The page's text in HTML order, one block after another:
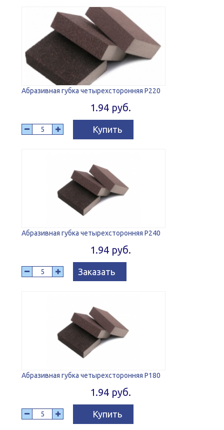
Абразивная губка четырехсторонняя Р220
1.94 руб.
Купить
Абразивная губка четырехсторонняя Р240
1.94 руб.
Заказать
Абразивная губка четырехсторонняя Р180
1.94 руб.
Купить